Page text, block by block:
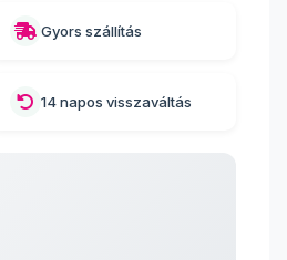
Gyors szállítás
14 napos visszaváltás